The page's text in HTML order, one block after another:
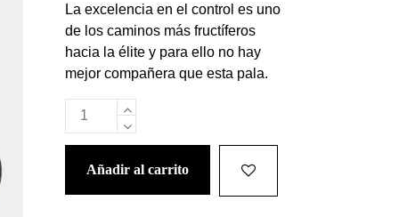
La excelencia en el control es uno
de los caminos más fructíferos
hacia la élite y para ello no hay
mejor compañera que esta pala.
añadir al carrito